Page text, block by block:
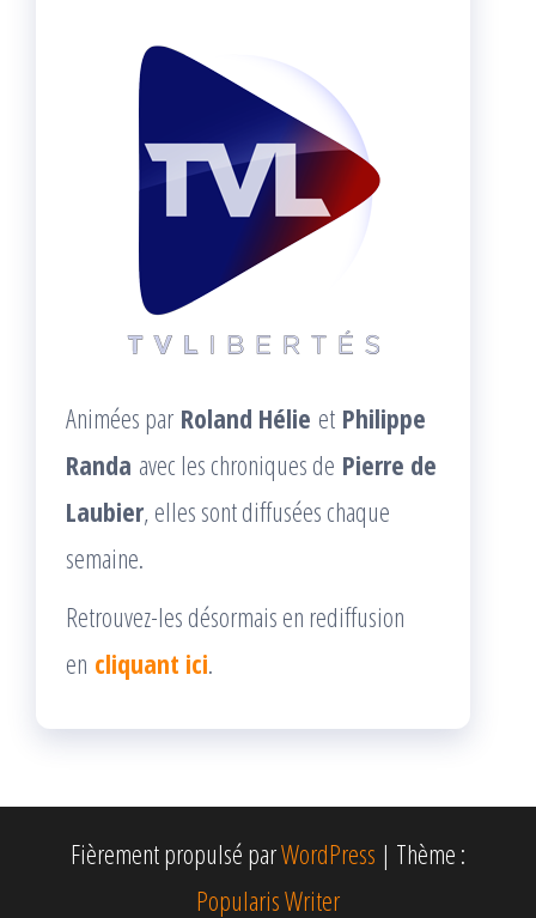
Animées par Roland Hélie et Philippe
Randa avec les chroniques de Pierre de
Laubier, elles sont diffusées chaque
semaine.
Retrouvez-les désormais en rediffusion
en cliquant ici.
Fièrement propulsé parWordPress | Thème :
Popularis Writer